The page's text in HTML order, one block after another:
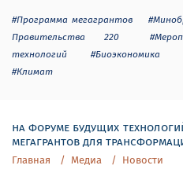
#Программа мегагрантов
Правительства 220
технологий
#Биоэкономика
#Климат
на форуме будущих
мегагрантов для
Главная Медиа
Новости